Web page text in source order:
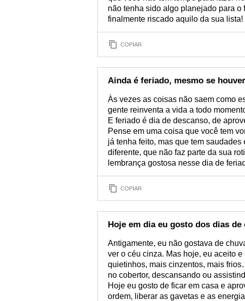
não tenha sido algo planejado para o
finalmente riscado aquilo da sua lista!
COPIAR
Ainda é feriado, mesmo se
Às vezes as coisas não saem como
gente reinventa a vida a todo
E feriado é dia de descanso, de
Pense em uma coisa que você tem
já tenha feito, mas que tem
diferente, que não faz parte da sua
lembrança gostosa nesse dia de
COPIAR
Hoje em dia eu gosto dos dias de
Antigamente, eu não gostava de
ver o céu cinza. Mas hoje, eu aceito
quietinhos, mais cinzentos, mais
no cobertor, descansando ou
Hoje eu gosto de ficar em casa e
ordem, liberar as gavetas e as